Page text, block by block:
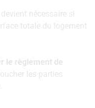
nécessaire si
totale du logement
le règlement de
les parties